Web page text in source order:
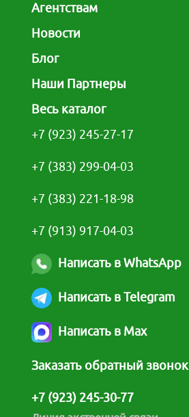
Агентствам
Новости
Блог
Наши Партнеры
Весь каталог
+7 (923) 245-27-17
+7 (383) 299-04-03
+7 (383) 221-18-98
+7 (913) 917-04-03
Написать в WhatsApp
Написать в Telegram
Написать в Max
Заказать обратный звонок
+7 (923) 245-30-77